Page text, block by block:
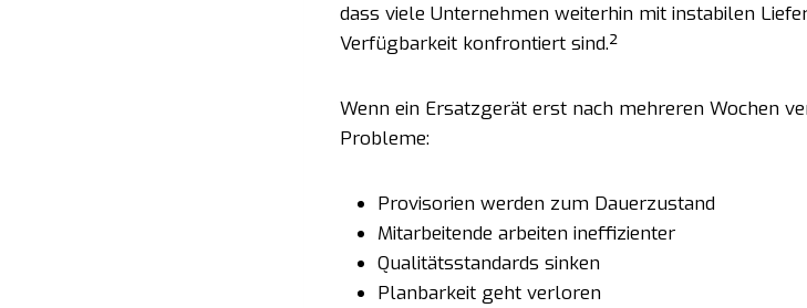
dass viele Unternehmen weiterhin mit instabilen
Verfügbarkeit konfrontiert sind.²
Wenn ein Ersatzgerät erst nach mehreren Wochen
Probleme:
Provisorien werden zum Dauerzustand
Mitarbeitende arbeiten ineffizienter
Qualitätsstandards sinken
Planbarkeit geht verloren